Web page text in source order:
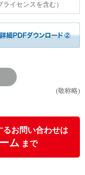
イセンスを含む）
(敬称略)
るお問い合わせは
ム まで